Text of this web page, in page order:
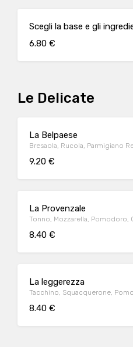
Scegli la base e gli
6.80 €
Le Delicate
La Belpaese
Bresaola, Rucola, Parmigiano
9.20 €
La Provenzale
Tonno, Mozzarella, Pomodoro,
8.40 €
La leggerezza
Tacchino, Squacquerone,
8.40 €